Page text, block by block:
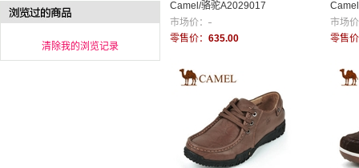
清除我的浏览记录
Camel/骆驼A2029017
市场价： -
零售价： 635.00
市场
零售